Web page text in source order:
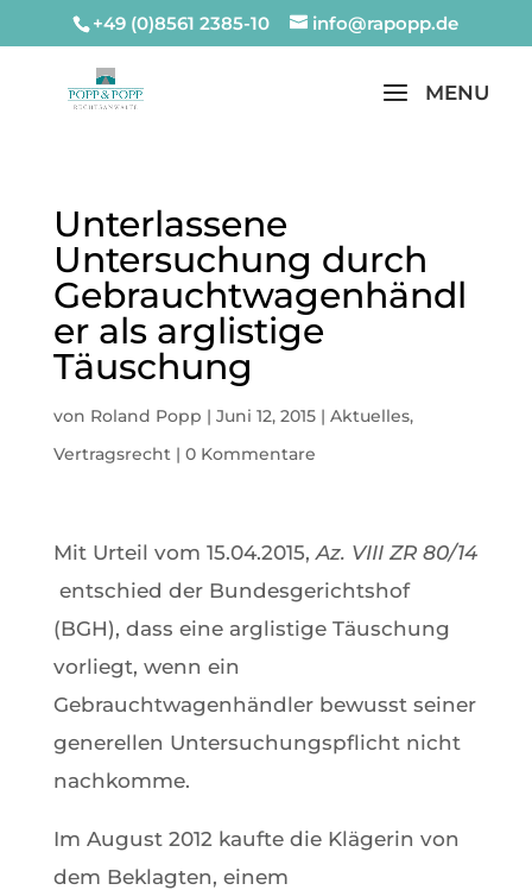
+49 (0)8561 2385-10 info@rapopp.de
Unterlassene
Untersuchung durch
Gebrauchtwagenhändl
er als arglistige
Täuschung
von Roland Popp | Juni 12, 2015| Aktuelles,
Vertragsrecht| 0 Kommentare
Mit Urteil vom 15.04.2015,Az. VIII ZR 80/14
entschied der Bundesgerichtshof
(BGH), dass eine arglistige Täuschung
vorliegt, wenn ein
Gebrauchtwagenhändler bewusst seiner
generellen Untersuchungspflicht nicht
nachkomme.
Im August 2012 kaufte die Klägerin von
dem Beklagten, einem